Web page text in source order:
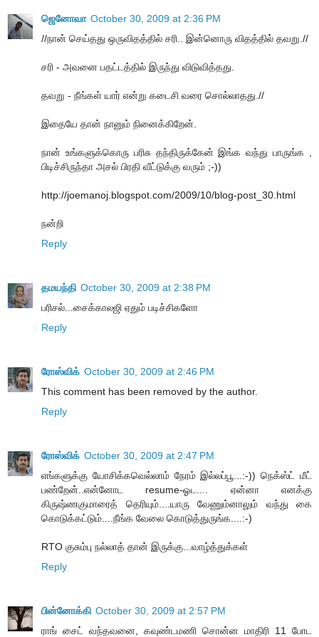
ஜெனோவா October 30, 2009 at 2:36 PM
//நான் செய்தது ஒருவிதத்தில் சரி.. இன்னொரு விதத்தில் தவறு.//
சரி - அவனை பதட்டத்தில் இருந்து விடுவித்தது.
தவறு - நீங்கள் யார் என்று கடைசி வரை சொல்லாதது.//
இதையே தான் நானும் நினைக்கிறேன்.
நான் உங்களுக்கொரு பரிசு தந்திருக்கேன் இங்க வந்து பாருங்க ,
பிடிச்சிருந்தா அசல் பிரதி வீட்டுக்கு வரும் ;-))
http://joemanoj.blogspot.com/2009/10/blog-post_30.html
நன்றி
Reply
தமயந்தி October 30, 2009 at 2:38 PM
ப‌ரிச‌ல்...சைக்கால‌ஜி ஏதும் ப‌டிச்சிக‌ளோ
Reply
ரோஸ்விக் October 30, 2009 at 2:46 PM
This comment has been removed by the author.
Reply
ரோஸ்விக் October 30, 2009 at 2:47 PM
எங்களுக்கு யோசிக்கவெல்லாம் நேரம் இல்லப்பூ...:-)) நெக்ஸ்ட் மீட்
பண்றேன்..என்னோட resume-ஓட.... ஏன்னா எனக்கு
கிருஷ்ணகுமாரைத் தெரியும்....யாரு வேணும்னாலும் வந்து கை
கொடுக்கட்டும்....நீங்க வேலை கொடுத்துருங்க....:-)
RTO குசும்பு நல்லாத் தான் இருக்கு...வாழ்த்துக்கள்
Reply
பின்னோக்கி October 30, 2009 at 2:57 PM
ராங் சைட் வந்தவனை, கவுண்டமணி சொன்ன மாதிரி 11 போட